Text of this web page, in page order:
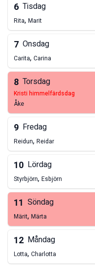
6 Tisdag
Rita, Marit
7 Onsdag
Carita, Carina
8 Torsdag
kristi himmelfärdsdag
Åke
9 Fredag
Reidun, Reidar
10 Lördag
Styrbjörn, Esbjörn
11 Söndag
Märit, Märta
12 Måndag
Lotta, Charlotta